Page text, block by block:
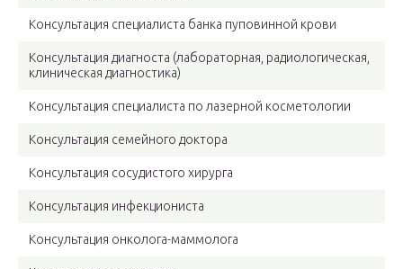
Консультация специалиста банка пуповинной крови
Консультация диагноста (лабораторная, радиологическая,
клиническая диагностика)
Консультация специалиста по лазерной косметологии
Консультация семейного доктора
Консультация сосудистого хирурга
Консультация инфекциониста
Консультация онколога-маммолога